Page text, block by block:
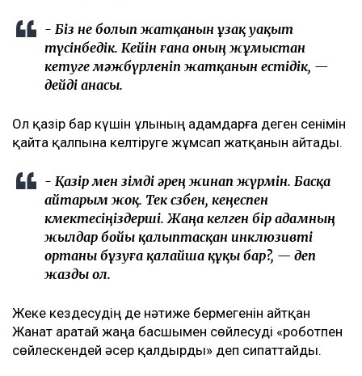
- Біз не болып жатқанын ұзақ уақыт
түсінбедік. Кейін ғана оның жұмыстан
кетуге мәжбүрленіп жатқанын естідік, —
дейді анасы.
Ол қазір бар күшін ұлының адамдарға деген сенімін
қайта қалпына келтіруге жұмсап жатқанын айтады.
- Қазір мен өзімді әрең жинап жүрмін. Басқа
айтарым жоқ. Тек сөзбен, кеңеспен
көмектесіңіздерші. Жаңа келген бір адамның
жылдар бойы қалыптасқан инклюзивті
ортаны бұзуға қалайша құқы бар?, — деп
жазды ол.
Жеке кездесудің де нәтиже бермегенін айтқан
Жанат Қаратай жаңа басшымен сөйлесуді «роботпен
сөйлескендей әсер қалдырды» деп сипаттайды.